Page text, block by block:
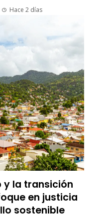
Hace 2 días
y la transición
en justicia
sostenible